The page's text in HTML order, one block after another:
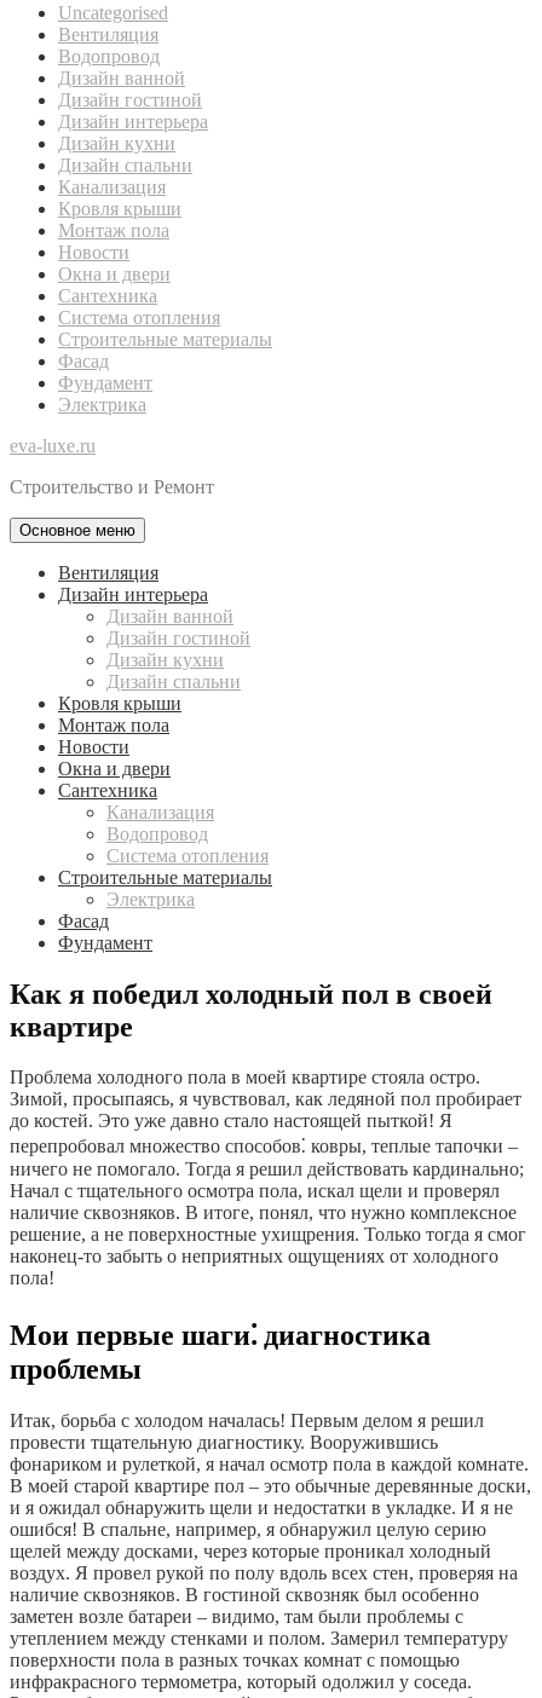
Uncategorised
Вентиляция
Водопровод
Дизайн ванной
Дизайн гостиной
Дизайн интерьера
Дизайн кухни
Дизайн спальни
Канализация
Кровля крыши
Монтаж пола
Новости
Окна и двери
Сантехника
Система отопления
Строительные материалы
Фасад
Фундамент
Электрика
eva-luxe.ru
Строительство и Ремонт
Основное меню
Вентиляция
Дизайн интерьера
Дизайн ванной
Дизайн гостиной
Дизайн кухни
Дизайн спальни
Кровля крыши
Монтаж пола
Новости
Окна и двери
Сантехника
Канализация
Водопровод
Система отопления
Строительные материалы
Электрика
Фасад
Фундамент
Как я победил холодный пол в своей
квартире
Проблема холодного пола в моей квартире стояла остро.
Зимой, просыпаясь, я чувствовал, как ледяной пол пробирает
до костей. Это уже давно стало настоящей пыткой! Я
перепробовал множество способов⁚ ковры, теплые тапочки –
ничего не помогало. Тогда я решил действовать кардинально;
Начал с тщательного осмотра пола, искал щели и проверял
наличие сквозняков. В итоге, понял, что нужно комплексное
решение, а не поверхностные ухищрения. Только тогда я смог
наконец-то забыть о неприятных ощущениях от холодного
пола!
Мои первые шаги⁚ диагностика
проблемы
Итак, борьба с холодом началась! Первым делом я решил
провести тщательную диагностику. Вооружившись
фонариком и рулеткой, я начал осмотр пола в каждой комнате.
В моей старой квартире пол – это обычные деревянные доски,
и я ожидал обнаружить щели и недостатки в укладке. И я не
ошибся! В спальне, например, я обнаружил целую серию
щелей между досками, через которые проникал холодный
воздух. Я провел рукой по полу вдоль всех стен, проверяя на
наличие сквозняков. В гостиной сквозняк был особенно
заметен возле батареи – видимо, там были проблемы с
утеплением между стенками и полом. Замерил температуру
поверхности пола в разных точках комнат с помощью
инфракрасного термометра, который одолжил у соседа.